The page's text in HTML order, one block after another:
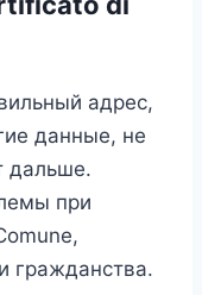
адрес,
данные, не
дальше.
при
гражданства.